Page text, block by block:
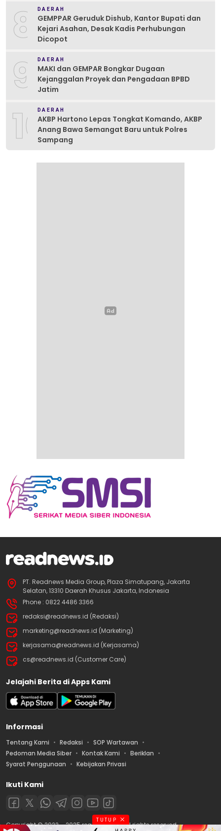
8 DAERAH
GEMPPAR Geruduk Dishub, Kantor Bupati dan
Kejari Asahan, Desak Kadis Perhubungan
Dicopot
9 DAERAH
MAKI dan GEMPAR Bongkar Dugaan
Kejanggalan Proyek dan Pengadaan BPBD
Jatim
10DAERAH
AKBP Hartono Lepas Tongkat Komando, AKBP
Anang Bawa Semangat Baru untuk Polres
Sampang
PT. Readnews Media Group, Plaza Simatupang, Jakarta
Selatan, 13310 Daerah Khusus Jakarta, Indonesia
Phone : 0822 4486 3366
redaksi@readnews.id (Redaksi)
marketing@readnews.id (Marketing)
kerjasama@readnews.id (Kerjasama)
cs@readnews.id (Customer Care)
Jelajahi Berita di Apps Kami
Informasi
Tentang Kami Redaksi
SOP Wartawan
Pedoman Media Siber
Kontak Kami
Beriklan
Syarat Penggunaan
Kebijakan Privasi
Ikuti Kami
Copyright © 2022 – 2025 readnews.id | All rights reserved.
TUTUP